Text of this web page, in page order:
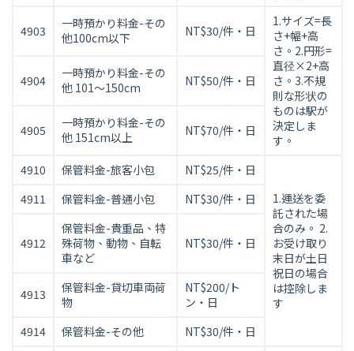
4903
一時預かり料金-その
他100cm以下
NT$30/件・日
1.サイズ=長
さ+幅+高
さ。2.円形=
直径×2+高
さ。3.不規
則な形状の
ものは駅が
決定しま
す。
4904
一時預かり料金-その
他 101～150cm
NT$50/件・日
4905
一時預かり料金-その
他 151cm以上
NT$70/件・日
4910 保管料金-旅客小包
NT$25/件・日
1.運送を委
託された場
合のみ。 2.
お受け取り
末日が土日
祝日の場合
は控除しま
す
4911 保管料金-普通小包 NT$30/件・日
4912
保管料金-貴重品、特
殊荷物、動物、自転
車など
NT$30/件・日
4913
保管料金-貸切車両荷
物
NT$200/ト
ン・日
4914
保管料金-その他 NT$30/件・日